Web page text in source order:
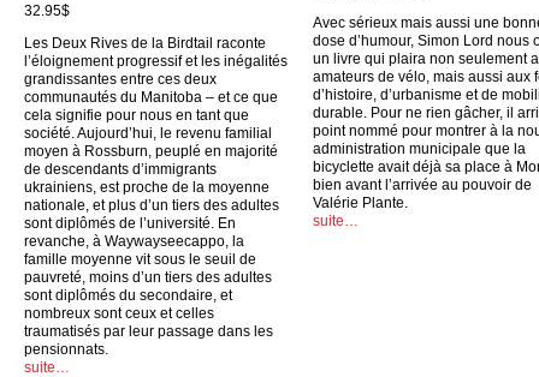
32.95$
Les Deux Rives de la Birdtail raconte
l’éloignement progressif et les inégalités
grandissantes entre ces deux
communautés du Manitoba – et ce que
cela signifie pour nous en tant que
société. Aujourd’hui, le revenu familial
moyen à Rossburn, peuplé en majorité
de descendants d’immigrants
ukrainiens, est proche de la moyenne
nationale, et plus d’un tiers des adultes
sont diplômés de l’université. En
revanche, à Waywayseecappo, la
famille moyenne vit sous le seuil de
pauvreté, moins d’un tiers des adultes
sont diplômés du secondaire, et
nombreux sont ceux et celles
traumatisés par leur passage dans les
pensionnats.
suite…
Avec sérieux mais aussi une
dose d’humour, Simon Lord nous
un livre qui plaira non seulement
amateurs de vélo, mais aussi aux
d’histoire, d’urbanisme et de
durable. Pour ne rien gâcher, il
point nommé pour montrer à la
administration municipale que la
bicyclette avait déjà sa place à
bien avant l’arrivée au pouvoir de
Valérie Plante.
suite…